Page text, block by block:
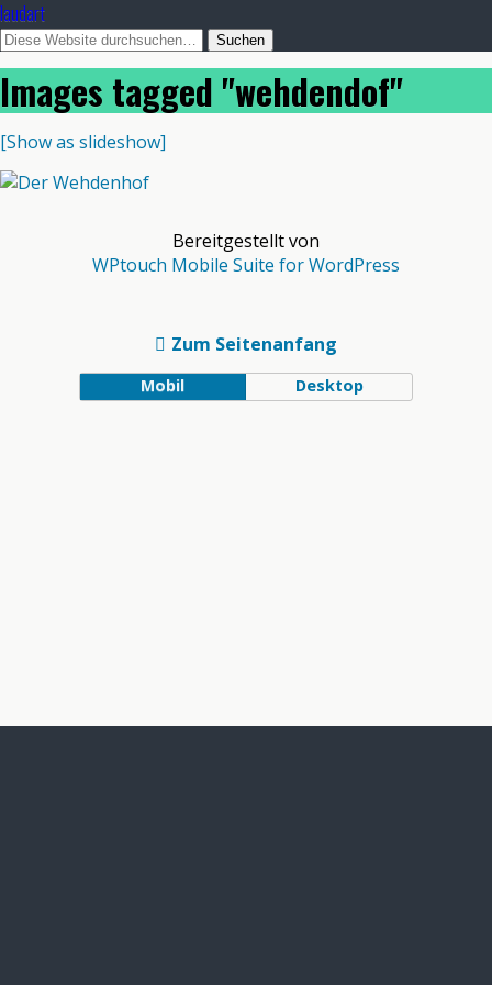
laudart
Images tagged "wehdendof"
[Show as slideshow]
Bereitgestellt von
WPtouch Mobile Suite for WordPress
Zum Seitenanfang
Mobil Desktop